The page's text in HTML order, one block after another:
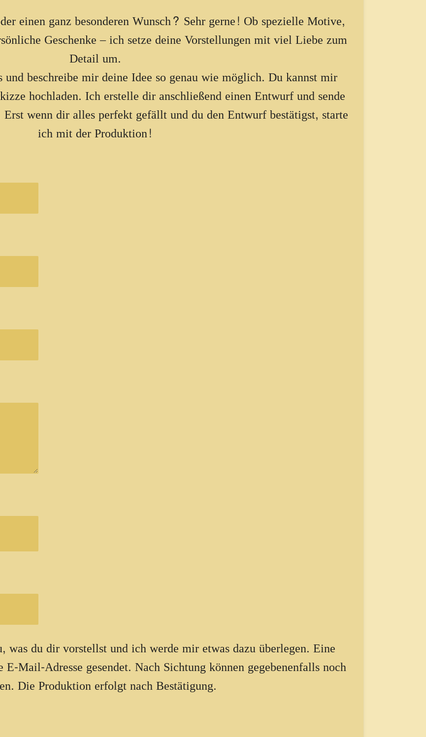
einen ganz besonderen Wunsch? Sehr gerne! Ob spezielle Motive,
Geschenke – ich setze deine Vorstellungen mit viel Liebe zum
Detail um.
beschreibe mir deine Idee so genau wie möglich. Du kannst mir
hochladen. Ich erstelle dir anschließend einen Entwurf und sende
wenn dir alles perfekt gefällt und du den Entwurf bestätigst, starte
ich mit der Produktion!
was du dir vorstellst und ich werde mir etwas dazu überlegen. Eine
E-Mail-Adresse gesendet. Nach Sichtung können gegebenenfalls noch
Die Produktion erfolgt nach Bestätigung.